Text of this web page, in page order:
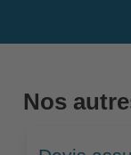
Nos